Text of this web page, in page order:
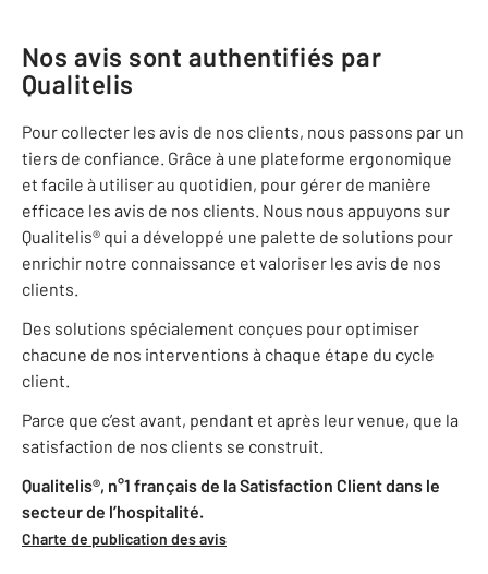
Nos avis sont authentifiés par
Qualitelis
Pour collecter les avis de nos clients, nous passons par un
tiers de confiance. Grâce à une plateforme ergonomique
et facile à utiliser au quotidien, pour gérer de manière
efficace les avis de nos clients. Nous nous appuyons sur
Qualitelis® qui a développé une palette de solutions pour
enrichir notre connaissance et valoriser les avis de nos
clients.
Des solutions spécialement conçues pour optimiser
chacune de nos interventions à chaque étape du cycle
client.
Parce que c’est avant, pendant et après leur venue, que la
satisfaction de nos clients se construit.
Qualitelis®, n°1 français de la Satisfaction Client dans le
secteur de l’hospitalité.
Charte de publication des avis